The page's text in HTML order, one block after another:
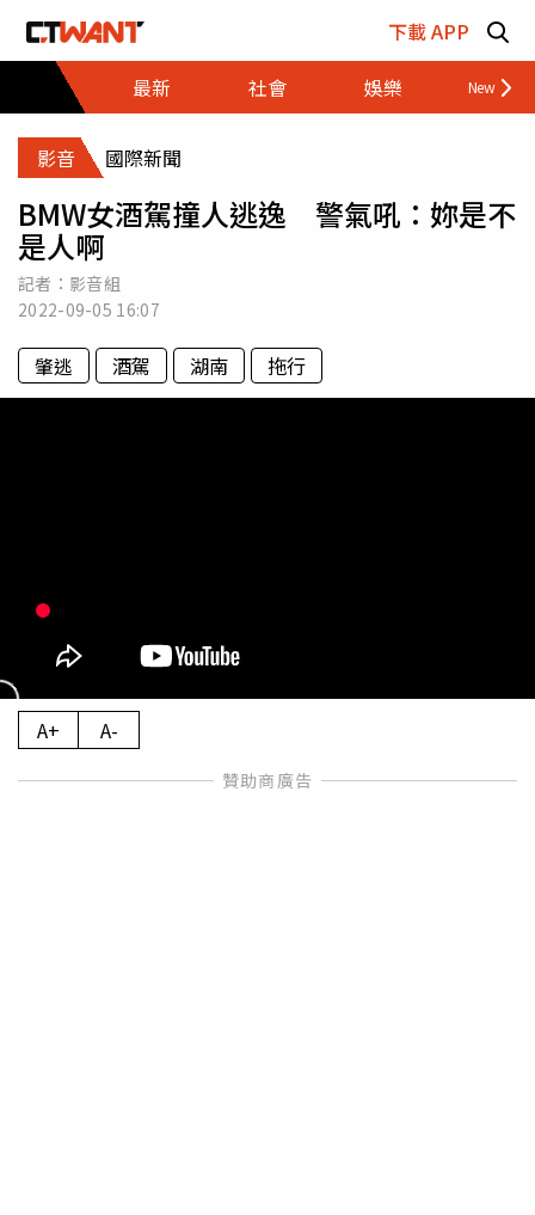
下載 APP
最新
社會 娛樂 財經
影音 國際新聞
BMW女酒駕撞人逃逸 警氣吼：妳是不
是人啊
記者：影音組
2022-09-05 16:07
肇逃 酒駕 湖南 拖行
A+ A-